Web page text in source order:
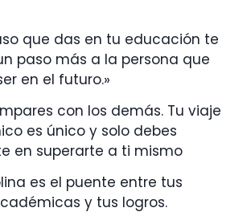
que das en tu educación te
paso más a la persona que
en el futuro.»
con los demás. Tu viaje
es único y solo debes
en superarte a ti mismo
es el puente entre tus
y tus logros.